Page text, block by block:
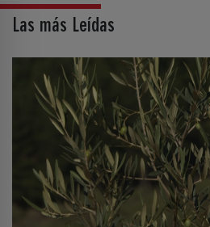
Las más Leídas